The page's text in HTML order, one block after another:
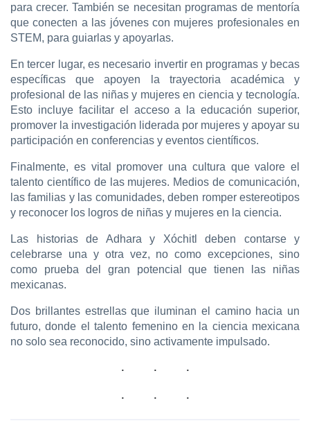
para crecer. También se necesitan programas de mentoría
que conecten a las jóvenes con mujeres profesionales en
STEM, para guiarlas y apoyarlas.
En tercer lugar, es necesario invertir en programas y becas
específicas que apoyen la trayectoria académica y
profesional de las niñas y mujeres en ciencia y tecnología.
Esto incluye facilitar el acceso a la educación superior,
promover la investigación liderada por mujeres y apoyar su
participación en conferencias y eventos científicos.
Finalmente, es vital promover una cultura que valore el
talento científico de las mujeres. Medios de comunicación,
las familias y las comunidades, deben romper estereotipos
y reconocer los logros de niñas y mujeres en la ciencia.
Las historias de Adhara y Xóchitl deben contarse y
celebrarse una y otra vez, no como excepciones, sino
como prueba del gran potencial que tienen las niñas
mexicanas.
Dos brillantes estrellas que iluminan el camino hacia un
futuro, donde el talento femenino en la ciencia mexicana
no solo sea reconocido, sino activamente impulsado.